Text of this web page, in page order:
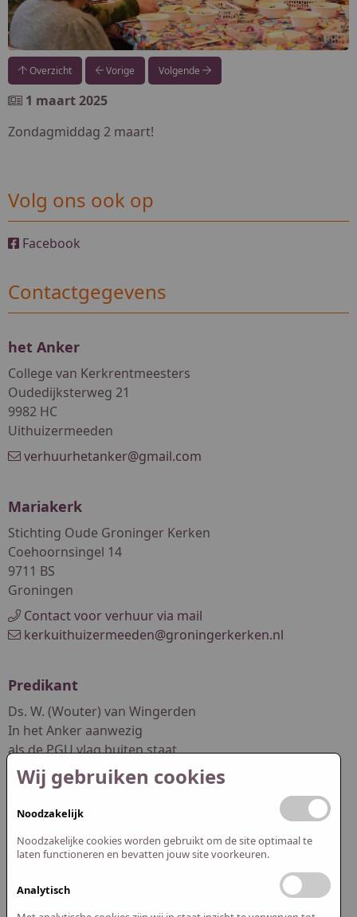
Overzicht Vorige Volgende
1 maart 2025
Zondagmiddag 2 maart!
Volg ons ook op
Facebook
Contactgegevens
het Anker
College van Kerkrentmeesters
Oudedijksterweg 21
9982 HC
Uithuizermeeden
verhuurhetanker@gmail.com
Mariakerk
Stichting Oude Groninger Kerken
Coehoornsingel 14
9711 BS
Groningen
Contact voor verhuur via mail
kerkuithuizermeeden@groningerkerken.nl
Predikant
Ds. W. (Wouter) van Wingerden
In het Anker aanwezig
als de PGU vlag buiten staat
dswouter.vanwingerden@pgwuur.nl
Redactie website
Abel Smit
redactie@pguithuizermeeden.nl
Wij gebruiken cookies
Noodzakelijk
Noodzakelijke cookies worden gebruikt om de site optimaal te
laten functioneren en bevatten jouw site voorkeuren.
Analytisch